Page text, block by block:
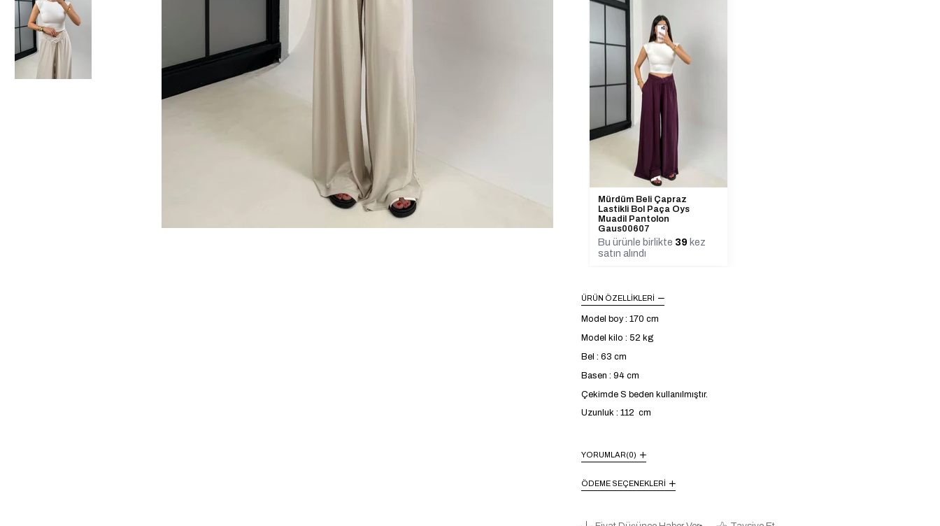
Mürdüm Beli Çapraz
Lastikli Bol Paça Oys
Muadil Pantolon
Gaus00607
Bu ürünle birlikte 39 kez
satın alındı
ÜRÜN ÖZELLIKLERI
Model boy : 170 cm
Model kilo : 52 kg
Bel : 63 cm
Basen : 94 cm
Çekimde S beden kullanılmıştır.
Uzunluk : 112 cm
YORUMLAR(0)
ÖDEME SEÇENEKLERI